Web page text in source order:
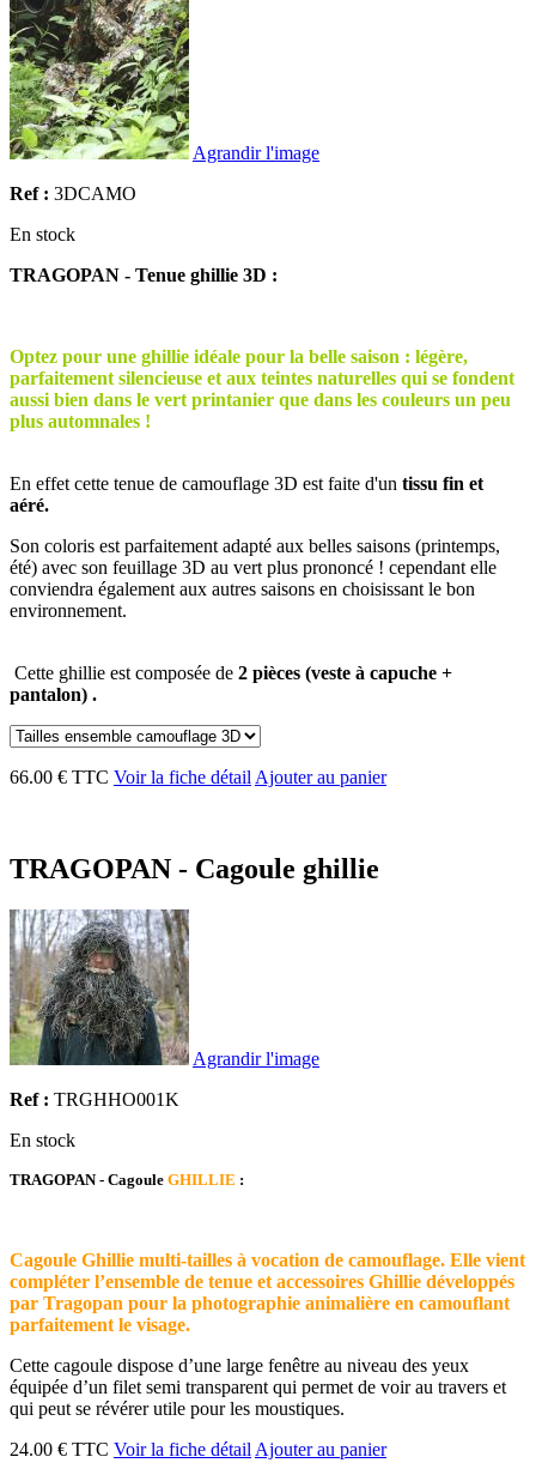
Agrandir l'image
Ref : 3DCAMO
En stock
TRAGOPAN - Tenue ghillie 3D :
Optez pour une ghillie idéale pour la belle saison : légère,
parfaitement silencieuse et aux teintes naturelles qui se fondent
aussi bien dans le vert printanier que dans les couleurs un peu
plus automnales !
En effet cette tenue de camouflage 3D est faite d'un tissu fin et
aéré.
Son coloris est parfaitement adapté aux belles saisons (printemps,
été) avec son feuillage 3D au vert plus prononcé ! cependant elle
conviendra également aux autres saisons en choisissant le bon
environnement.
Cette ghillie est composée de 2 pièces (veste à capuche +
pantalon) .
66.00 € TTC Voir la fiche détail Ajouter au panier
TRAGOPAN - Cagoule ghillie
Agrandir l'image
Ref : TRGHHO001K
En stock
TRAGOPAN - Cagoule GHILLIE :
Cagoule Ghillie multi-tailles à vocation de camouflage. Elle vient
compléter l’ensemble de tenue et accessoires Ghillie développés
par Tragopan pour la photographie animalière en camouflant
parfaitement le visage.
Cette cagoule dispose d’une large fenêtre au niveau des yeux
équipée d’un filet semi transparent qui permet de voir au travers et
qui peut se révérer utile pour les moustiques.
24.00 € TTC Voir la fiche détail Ajouter au panier